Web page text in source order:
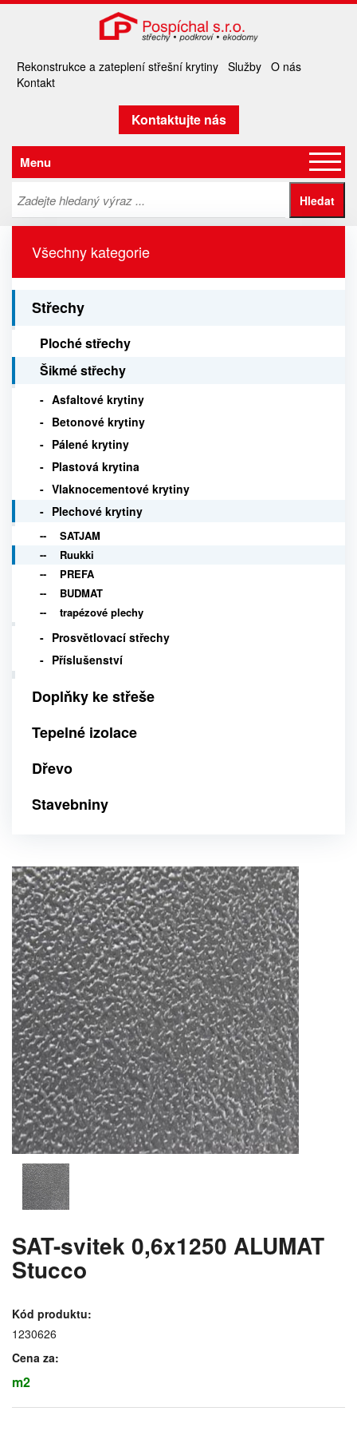
Rekonstrukce a zateplení střešní krytiny Služby O nás
Kontakt
Kontaktujte nás
Menu
Všechny kategorie
Střechy
Ploché střechy
Šikmé střechy
Asfaltové krytiny
Betonové krytiny
Pálené krytiny
Plastová krytina
Vlaknocementové krytiny
Plechové krytiny
SATJAM
Ruukki
PREFA
BUDMAT
trapézové plechy
Prosvětlovací střechy
Příslušenství
Doplňky ke střeše
Tepelné izolace
Dřevo
Stavebniny
SAT-svitek 0,6x1250 ALUMAT
Stucco
Kód produktu:
1230626
Cena za:
m2